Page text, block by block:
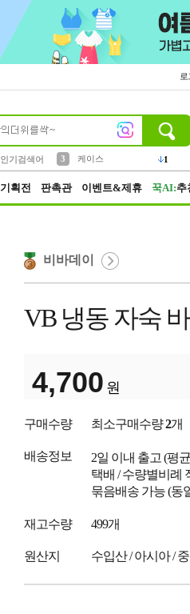
인기검색어
3
케이스
1
기획전 판촉관 이벤트&제휴 꾹AI:추
비바데이
VB 냉동 자숙
4,700 원
구매수량 최소구매수량2개
배송정보 2일 이내 출고 (평
택배 / 수량별비례
묶음배송 가능 (동
재고수량 499개
원산지 수입산 / 아시아 /